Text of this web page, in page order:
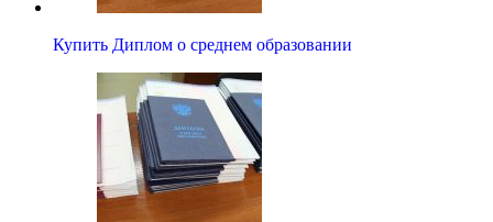
Купить Диплом о среднем образовании